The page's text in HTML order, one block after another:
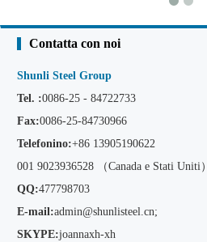
Contatta con noi
Shunli Steel Group
Tel. :0086-25 - 84722733
Fax:0086-25-84730966
Telefonino:+86 13905190622
001 9023936528 （Canada e Stati Uniti）
QQ:477798703
E-mail:admin@shunlisteel.cn;
SKYPE:joannaxh-xh